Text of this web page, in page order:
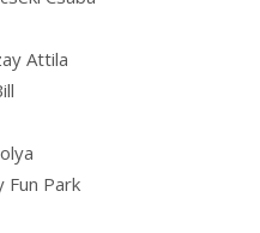
Attila
Fun Park